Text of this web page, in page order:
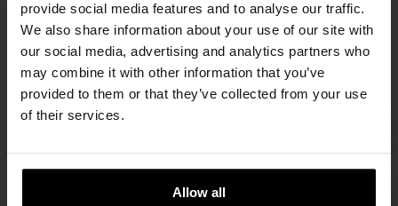
provide social media features and to analyse our traffic.
We also share information about your use of our site with
our social media, advertising and analytics partners who
may combine it with other information that you’ve
provided to them or that they’ve collected from your use
of their services.
Allow all
TURVALLISUUTTA JA MUKAVUUTTA
Vuonna 1964 perustettu Ursuit on suomalainen
uranuurtaja, joka suunnittelee ja valmistaa